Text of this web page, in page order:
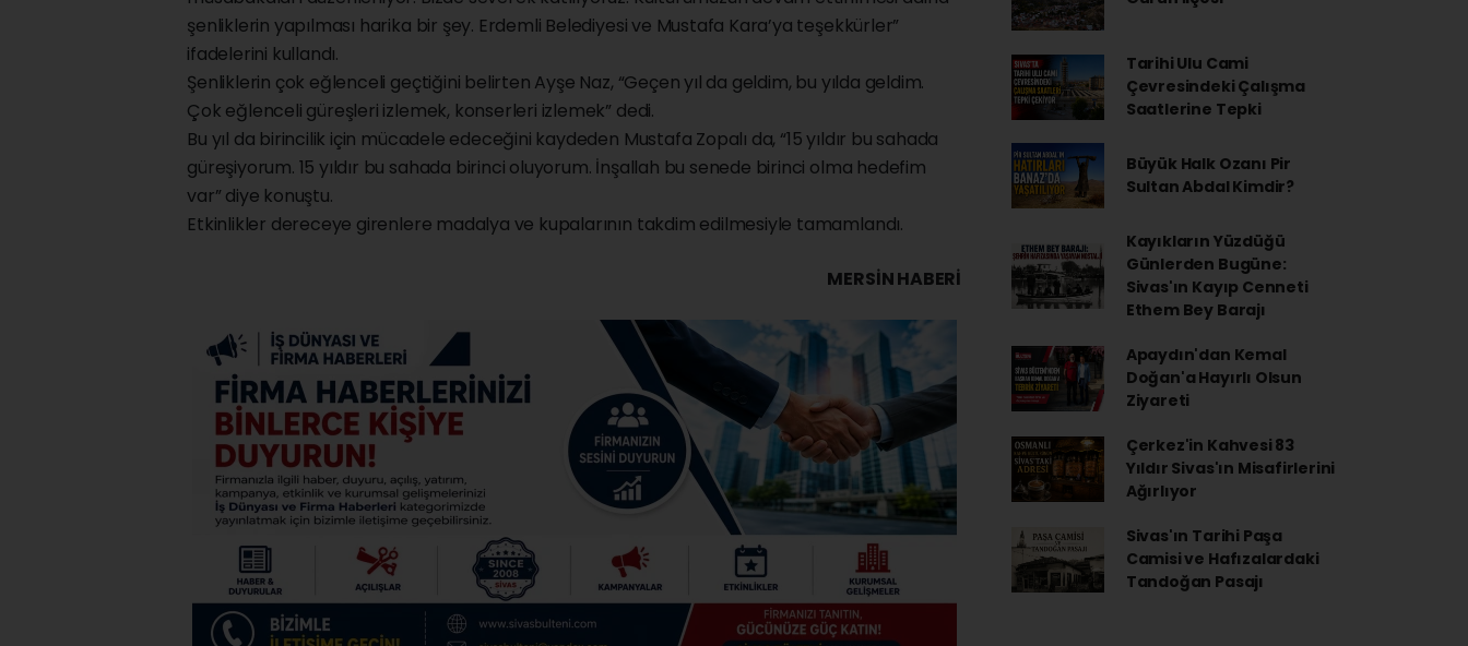
şenliklerin yapılması harika bir şey. Erdemli Belediyesi ve Mustafa Kara’ya teşekkürler”
ifadelerini kullandı.
Şenliklerin çok eğlenceli geçtiğini belirten Ayşe Naz, “Geçen yıl da geldim, bu yılda geldim.
Çok eğlenceli güreşleri izlemek, konserleri izlemek” dedi.
Bu yıl da birincilik için mücadele edeceğini kaydeden Mustafa Zopalı da, “15 yıldır bu sahada
güreşiyorum. 15 yıldır bu sahada birinci oluyorum. İnşallah bu senede birinci olma hedefim
var” diye konuştu.
Etkinlikler dereceye girenlere madalya ve kupalarının takdim edilmesiyle tamamlandı.
MERSIN HABERİ
Tarihi Ulu Cami
Çevresindeki Çalışma
Saatlerine Tepki
Büyük Halk Ozanı Pir
Sultan Abdal Kimdir?
Kayıkların Yüzdüğü
Günlerden Bugüne:
Sivas'ın Kayıp Cenneti
Ethem Bey Barajı
Apaydın'dan Kemal
Doğan'a Hayırlı Olsun
Ziyareti
Çerkez'in Kahvesi 83
Yıldır Sivas'ın Misafirlerini
Ağırlıyor
Sivas'ın Tarihi Paşa
Camisi ve Hafızalardaki
Tandoğan Pasajı